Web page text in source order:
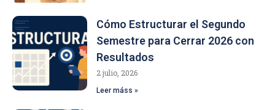
Cómo Estructurar el Segundo
Semestre para Cerrar 2026 con
Resultados
2 julio, 2026
Leer máss »